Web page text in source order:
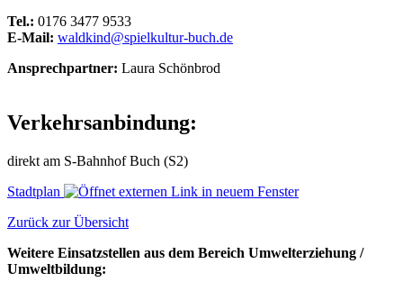
Tel.: 0176 3477 9533
E-Mail: waldkind@spielkultur-buch.de
Ansprechpartner: Laura Schönbrod
Verkehrsanbindung:
direkt am S-Bahnhof Buch (S2)
Stadtplan
Zurück zur Übersicht
Weitere Einsatzstellen aus dem Bereich Umwelterziehung /
Umweltbildung: